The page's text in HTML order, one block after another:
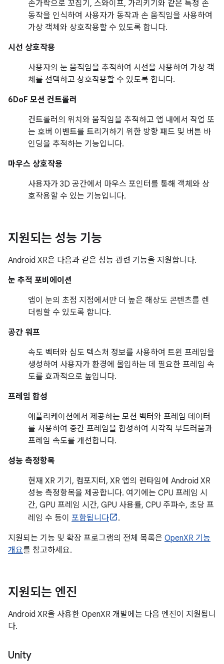
손가락으로 꼬집기, 스와이프, 가리키기와 같은 특정 손
동작을 인식하여 사용자가 동작과 손 움직임을 사용하여
가상 객체와 상호작용할 수 있도록 합니다.
시선 상호작용
사용자의 눈 움직임을 추적하여 시선을 사용하여 가상 객
체를 선택하고 상호작용할 수 있도록 합니다.
6DoF 모션 컨트롤러
컨트롤러의 위치와 움직임을 추적하고 앱 내에서 작업 또
는 호버 이벤트를 트리거하기 위한 방향 패드 및 버튼 바
인딩을 추적하는 기능입니다.
마우스 상호작용
사용자가 3D 공간에서 마우스 포인터를 통해 객체와 상
호작용할 수 있는 기능입니다.
지원되는 성능 기능
Android XR은 다음과 같은 성능 관련 기능을 지원합니다.
눈 추적 포비에이션
앱이 눈의 초점 지점에서만 더 높은 해상도 콘텐츠를 렌
더링할 수 있도록 합니다.
공간 워프
속도 벡터와 심도 텍스처 정보를 사용하여 트윈 프레임을
생성하여 사용자가 환경에 몰입하는 데 필요한 프레임 속
도를 효과적으로 높입니다.
프레임 합성
애플리케이션에서 제공하는 모션 벡터와 프레임 데이터
를 사용하여 중간 프레임을 합성하여 시각적 부드러움과
프레임 속도를 개선합니다.
성능 측정항목
현재 XR 기기, 컴포지터, XR 앱의 런타임에 Android XR
성능 측정항목을 제공합니다. 여기에는 CPU 프레임 시
간, GPU 프레임 시간, GPU 사용률, CPU 주파수, 초당 프
레임 수 등이 포함됩니다
.
지원되는 기능 및 확장 프로그램의 전체 목록은 OpenXR 기능
개요를 참고하세요.
지원되는 엔진
Android XR을 사용한 OpenXR 개발에는 다음 엔진이 지원됩니
다.
Unity